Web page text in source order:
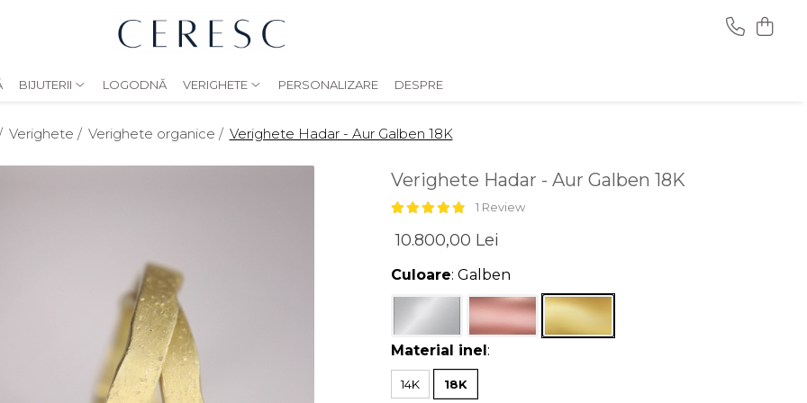
BIJUTERII LOGODNĂ VERIGHETE PERSONALIZARE DESPRE
Verighete / Verighete organice / Verighete Hadar - Aur Galben 18K
Verighete Hadar - Aur Galben 18K
1 Review
10.800,00 Lei
Culoare: Galben
Material inel:
14K 18K